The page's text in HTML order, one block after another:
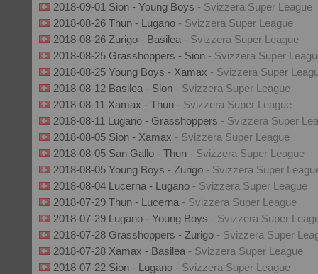
2018-09-01 Sion - Young Boys - Svizzera Super League
2018-08-26 Thun - Lugano - Svizzera Super League
2018-08-26 Zurigo - Basilea - Svizzera Super League
2018-08-25 Grasshoppers - Sion - Svizzera Super
2018-08-25 Young Boys - Xamax - Svizzera Super
2018-08-12 Basilea - Sion - Svizzera Super League
2018-08-11 Xamax - Thun - Svizzera Super League
2018-08-11 Lugano - Grasshoppers - Svizzera Super
2018-08-05 Sion - Xamax - Svizzera Super League
2018-08-05 San Gallo - Thun - Svizzera Super League
2018-08-05 Young Boys - Zurigo - Svizzera Super
2018-08-04 Lucerna - Lugano - Svizzera Super League
2018-07-29 Thun - Lucerna - Svizzera Super League
2018-07-29 Lugano - Young Boys - Svizzera Super
2018-07-28 Grasshoppers - Zurigo - Svizzera Super
2018-07-28 Xamax - Basilea - Svizzera Super League
2018-07-22 Sion - Lugano - Svizzera Super League